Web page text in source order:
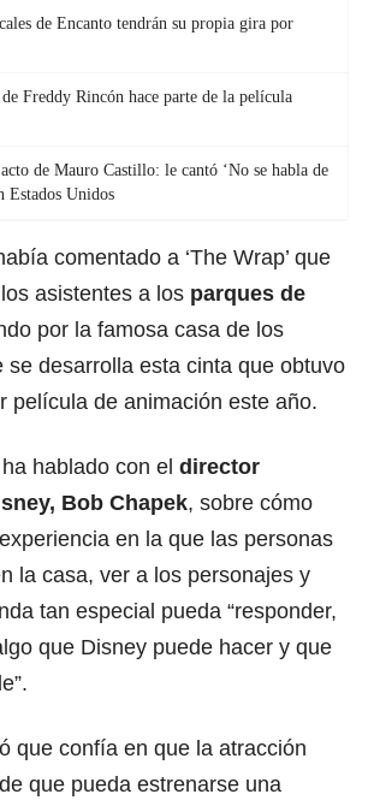
de Encanto tendrán su propia gira por
Freddy Rincón hace parte de la película
de Mauro Castillo: le cantó ‘No se habla de
Estados Unidos
comentado a ‘The Wrap’ que
asistentes a los parques de
por la famosa casa de los
se desarrolla esta cinta que obtuvo
película de animación este año.
hablado con el director
Bob Chapek, sobre cómo
en la que las personas
la casa, ver a los personajes y
tan especial pueda “responder,
que Disney puede hacer y que
que confía en que la atracción
que pueda estrenarse una